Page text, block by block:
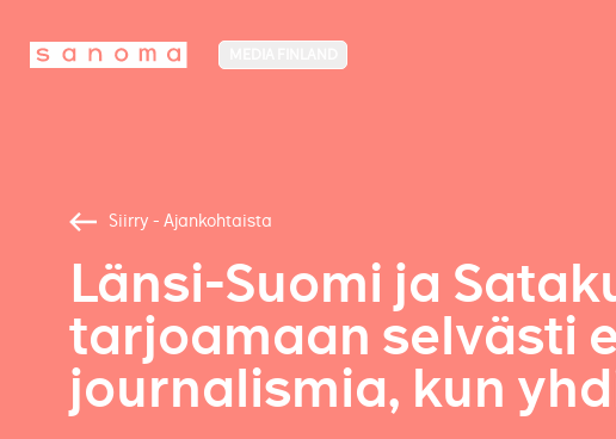
Siirry - Ajankohtaista
Länsi-Suomi ja
tarjoamaan selvästi
journalismia, kun